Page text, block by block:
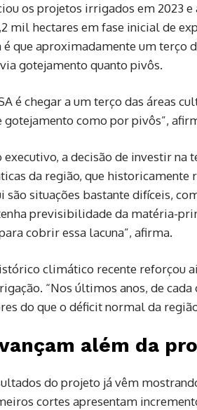
os projetos irrigados em 2023
mil hectares em fase inicial de
é que aproximadamente um
gotejamento quanto pivôs.
é chegar a um terço das áreas
gotejamento como por pivôs”,
executivo, a decisão de investir
da região, que historicamente
são situações bastante difíceis,
previsibilidade da matéria-
cobrir essa lacuna”, afirma.
climático recente reforçou
“Nos últimos anos, de
do que o déficit normal da
além da
do projeto já vêm
cortes apresentam